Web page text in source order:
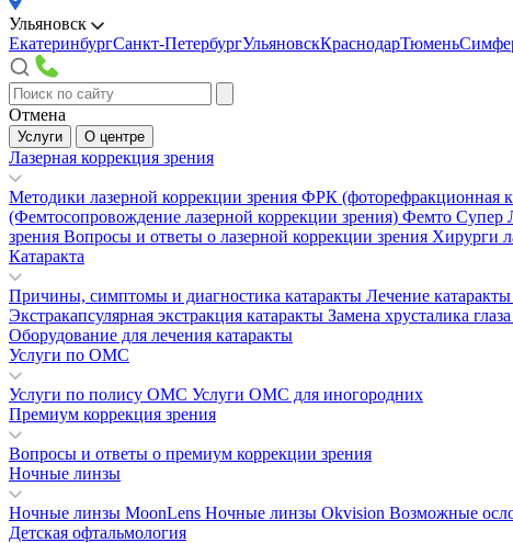
Ульяновск
ЕкатеринбургСанкт-ПетербургУльяновскКраснодарТюмень
Отмена
Услуги О центре
Лазерная коррекция зрения
Методики лазерной коррекции зрения ФРК (фоторефракционная
(Фемтосопровождение лазерной коррекции зрения) Фемто Супер
зрения Вопросы и ответы о лазерной коррекции зрения Хирурги
Катаракта
Причины, симптомы и диагностика катаракты Лечение
Экстракапсулярная экстракция катаракты Замена хрусталика глаза
Оборудование для лечения катаракты
Услуги по ОМС
Услуги по полису ОМС Услуги ОМС для иногородних
Премиум коррекция зрения
Вопросы и ответы о премиум коррекции зрения
Ночные линзы
Ночные линзы MoonLens Ночные линзы Okvision Возможные
Детская офтальмология